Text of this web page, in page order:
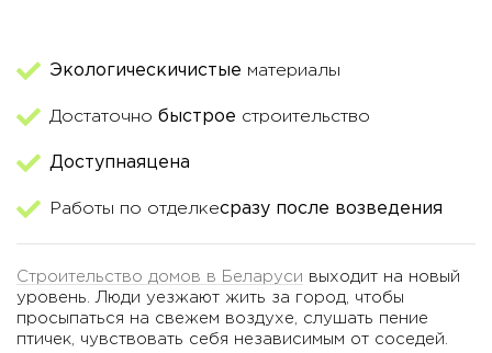
Экологическичистые материалы
Достаточно быстрое строительство
Доступнаяцена
Работы по отделкесразу после возведения
Строительство домов в Беларуси выходит на новый
уровень. Люди уезжают жить за город, чтобы
просыпаться на свежем воздухе, слушать пение
птичек, чувствовать себя независимым от соседей.
Просчитать свой проект